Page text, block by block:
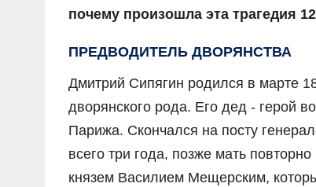
почему произошла эта трагедия
ПРЕДВОДИТЕЛЬ ДВОРЯНСТВА
Дмитрий Сипягин родился в марте
дворянского рода. Его дед - герой
Парижа. Скончался на посту
всего три года, позже мать
князем Василием Мещерским,